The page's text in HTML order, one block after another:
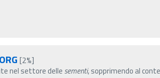
[2%]
nel settore delle sementi, sopprimendo al